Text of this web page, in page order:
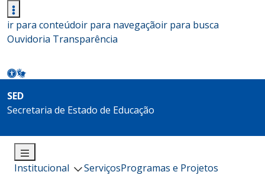
ir para conteúdoir para navegaçãoir para busca
Ouvidoria Transparência
SED
Secretaria de Estado de Educação
Institucional ServiçosProgramas e Projetos